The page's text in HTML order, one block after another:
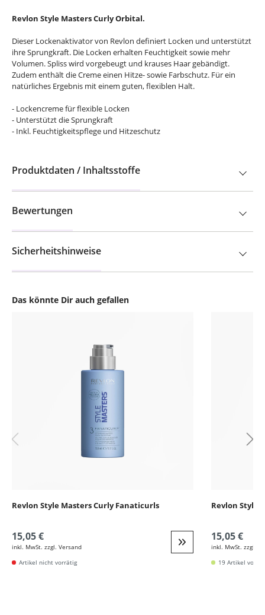
Das könnte Dir auch gefallen
Revlon Style Masters Curly Fanaticurls
15,05 €
inkl. MwSt. zzgl. Versand Weiter zur Detail
Artikel nicht vorrätig
Revlon Style
15,05 €
inkl. MwSt. zzgl.
19 Artikel
Revlon Style Masters Curly Orbital.
Dieser Lockenaktivator von Revlon definiert Locken und unterstützt
ihre Sprungkraft. Die Locken erhalten Feuchtigkeit sowie mehr
Volumen. Spliss wird vorgebeugt und krauses Haar gebändigt.
Zudem enthält die Creme einen Hitze- sowie Farbschutz. Für ein
natürliches Ergebnis mit einem guten, flexiblen Halt.
- Lockencreme für flexible Locken
- Unterstützt die Sprungkraft
- Inkl. Feuchtigkeitspflege und Hitzeschutz
Produktdaten / Inhaltsstoffe
Bewertungen
Sicherheitshinweise